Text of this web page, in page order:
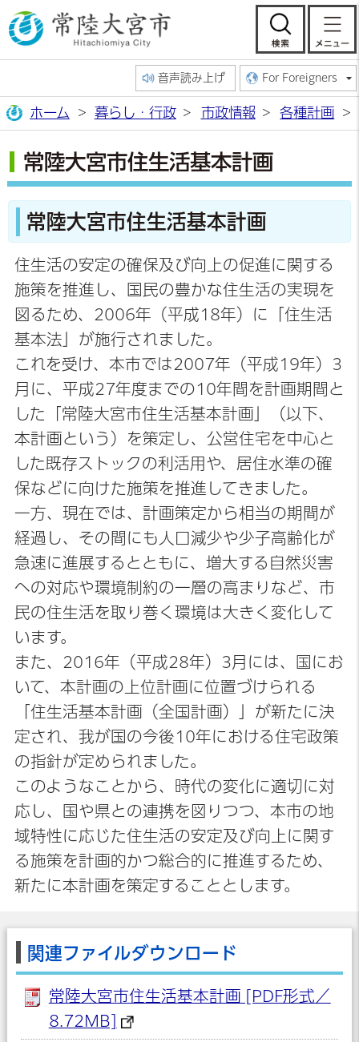
常陸大宮市公
検
音声読み上げ For Foreigners
ホーム 暮らし・行政 市政情報 各種計画
常陸大宮市住生活基本計画
常陸大宮市住生活基本計画
住生活の安定の確保及び向上の促進に関する
施策を推進し、国民の豊かな住生活の実現を
図るため、2006年（平成18年）に「住生活
基本法」が施行されました。
これを受け、本市では2007年（平成19年）3
月に、平成27年度までの10年間を計画期間と
した「常陸大宮市住生活基本計画」（以下、
本計画という）を策定し、公営住宅を中心と
した既存ストックの利活用や、居住水準の確
保などに向けた施策を推進してきました。
一方、現在では、計画策定から相当の期間が
経過し、その間にも人口減少や少子高齢化が
急速に進展するとともに、増大する自然災害
への対応や環境制約の一層の高まりなど、市
民の住生活を取り巻く環境は大きく変化して
います。
また、2016年（平成28年）3月には、国にお
いて、本計画の上位計画に位置づけられる
「住生活基本計画（全国計画）」が新たに決
定され、我が国の今後10年における住宅政策
の指針が定められました。
このようなことから、時代の変化に適切に対
応し、国や県との連携を図りつつ、本市の地
域特性に応じた住生活の安定及び向上に関す
る施策を計画的かつ総合的に推進するため、
新たに本計画を策定することとします。
関連ファイルダウンロード
常陸大宮市住生活基本計画 [PDF形式／
8.72MB]